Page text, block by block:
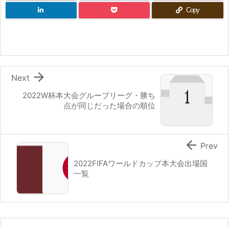
Copy
2022W杯本大会グループリーグ・勝ち
点が同じだった場合の順位

Next
2022FIFAワールドカップ本大会出場国
一覧
 Prev